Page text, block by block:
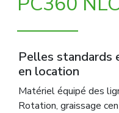
Pelles standards
en location
Matériel équipé des
Rotation, graissage